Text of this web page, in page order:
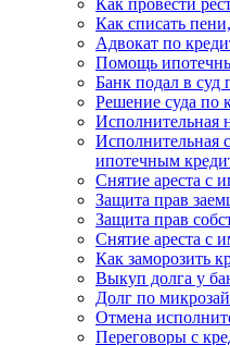
Как провести
Как списать
Адвокат по
Помощь
Банк подал в суд
Решение суда по
Исполнительная
Исполнительная
ипотечным
Снятие ареста с
Защита прав
Защита прав
Снятие ареста с
Как заморозить
Выкуп долга у
Долг по
Отмена
Переговоры с